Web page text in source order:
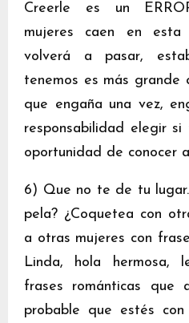
Creerle es un
mujeres caen en
volverá a pasar,
tenemos es más
que engaña una vez,
responsabilidad elegir
oportunidad de conocer
6) Que no te de tu
pela? ¿Coquetea con
a otras mujeres con
Linda, hola hermosa,
frases románticas que
probable que estés